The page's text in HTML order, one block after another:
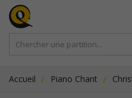
Accueil Piano Chant